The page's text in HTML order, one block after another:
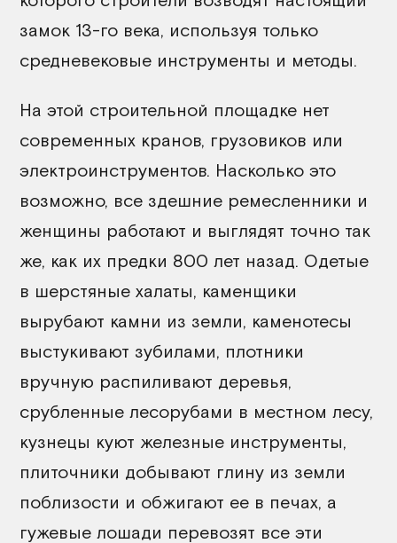
замок 13-го века, используя только
средневековые инструменты и методы.
На этой строительной площадке нет
современных кранов, грузовиков или
электроинструментов. Насколько это
возможно, все здешние ремесленники и
женщины работают и выглядят точно так
же, как их предки 800 лет назад. Одетые
в шерстяные халаты, каменщики
вырубают камни из земли, каменотесы
выстукивают зубилами, плотники
вручную распиливают деревья,
срубленные лесорубами в местном лесу,
кузнецы куют железные инструменты,
плиточники добывают глину из земли
поблизости и обжигают ее в печах, а
гужевые лошади перевозят все эти